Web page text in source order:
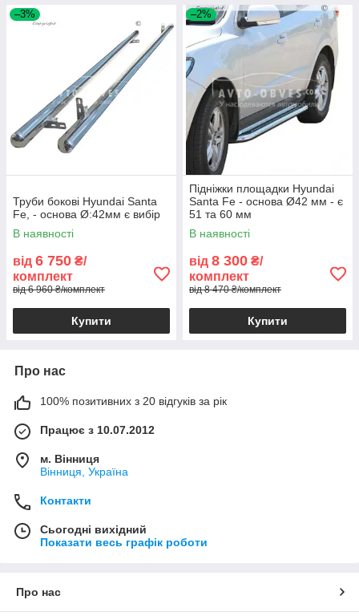
–3%
Труби бокові Hyundai Santa
Fe, - основа Ø:42мм є вибір
В наявності
від 6 750 ₴/
комплект
від 6 960 ₴/комплект
Купити
–2%
Підніжки площадки Hyundai
Santa Fe - основа Ø42 мм - є
51 та 60 мм
В наявності
від 8 300 ₴/
комплект
від 8 470 ₴/комплект
Купити
Про нас
100% позитивних з 20 відгуків за рік
Працює з 10.07.2012
м. Вінниця
Вінниця, Україна
Контакти
Сьогодні вихідний
Показати весь графік роботи
Про нас